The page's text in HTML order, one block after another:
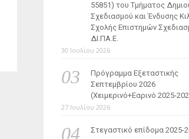
55851) του Τμήματος
Σχεδιασμού και Ένδυσης
Σχολής Επιστημών
ΔΙ.ΠΑ.Ε.
30 Ιουλίου 2026
Πρόγραμμα Εξεταστικής
Σεπτεμβρίου 2026
(Χειμερινό+Εαρινό 2025-
27 Ιουλίου 2026
Στεγαστικό επίδομα 2025-